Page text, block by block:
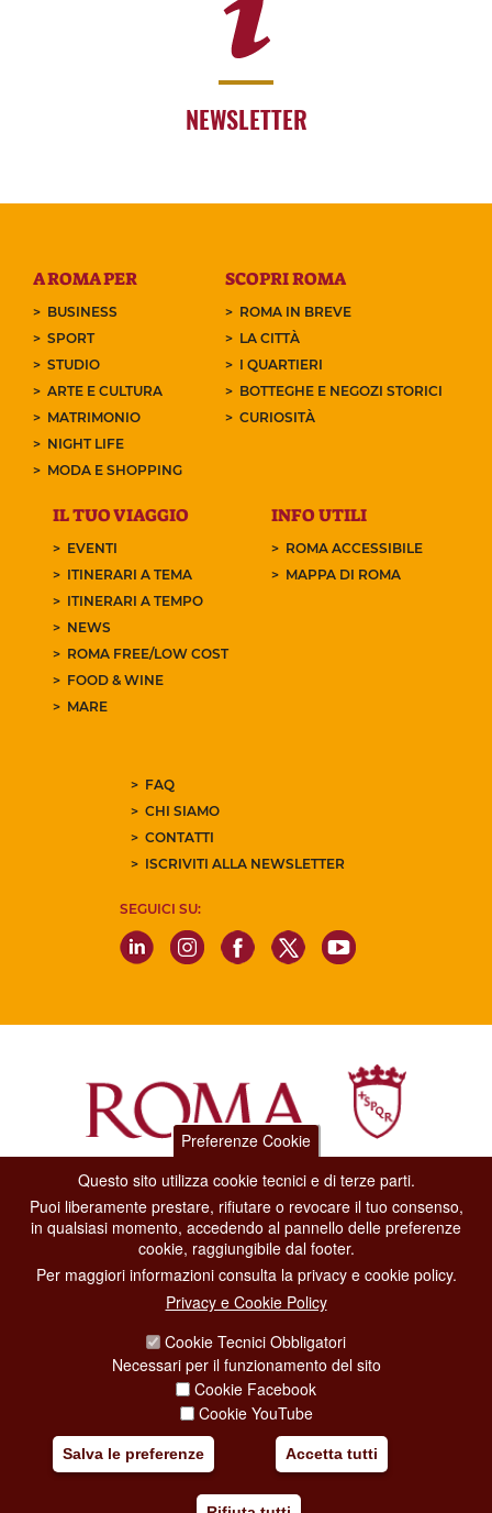
NEWSLETTER
A ROMA PER
BUSINESS
SPORT
STUDIO
ARTE E CULTURA
MATRIMONIO
NIGHT LIFE
MODA E SHOPPING
SCOPRI ROMA
ROMA IN BREVE
LA CITTÀ
I QUARTIERI
BOTTEGHE E NEGOZI STORICI
CURIOSITÀ
IL TUO VIAGGIO
EVENTI
ITINERARI A TEMA
ITINERARI A TEMPO
NEWS
ROMA FREE/LOW COST
FOOD & WINE
MARE
INFO UTILI
ROMA ACCESSIBILE
MAPPA DI ROMA
FAQ
CHI SIAMO
CONTATTI
ISCRIVITI ALLA NEWSLETTER
SEGUICI SU:
Dipartimento Grandi Eventi, Sport, Turismo e Moda.
Via di San Basilio, 51
00187 Roma
CONTACT CENTER TEL. 06 06 08
CONTATTA LA REDAZIONE
SOCIAL MEDIA POLICY
Preferenze Cookie
Questo sito utilizza cookie tecnici e di terze parti.
Puoi liberamente prestare, rifiutare o revocare il tuo consenso,
in qualsiasi momento, accedendo al pannello delle preferenze
cookie, raggiungibile dal footer.
Per maggiori informazioni consulta la privacy e cookie policy.
Privacy e Cookie Policy
Cookie Tecnici Obbligatori
Necessari per il funzionamento del sito
Cookie Facebook
Cookie YouTube
Salva le preferenze Accetta tutti